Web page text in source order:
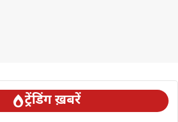
ट्रेंडिंग ख़बरें